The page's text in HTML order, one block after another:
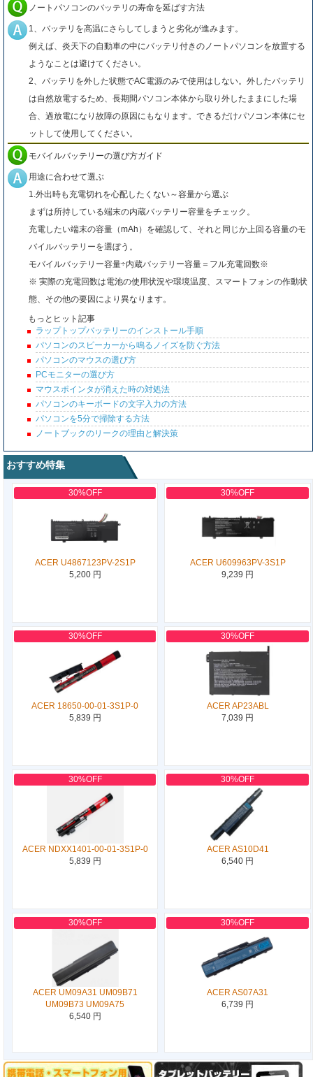
ノートパソコンのバッテリの寿命を延ばす方法
1、バッテリを高温にさらしてしまうと劣化が進みます。
例えば、炎天下の自動車の中にバッテリ付きのノートパソコンを放置する
ようなことは避けてください。
2、バッテリを外した状態でAC電源のみで使用はしない。外したバッテリ
は自然放電するため、長期間パソコン本体から取り外したままにした場
合、過放電になり故障の原因にもなります。できるだけパソコン本体にセ
ットして使用してください。
モバイルバッテリーの選び方ガイド
用途に合わせて選ぶ
1.外出時も充電切れを心配したくない～容量から選ぶ
まずは所持している端末の内蔵バッテリー容量をチェック。
充電したい端末の容量（mAh）を確認して、それと同じか上回る容量のモ
バイルバッテリーを選ぼう。
モバイルバッテリー容量÷内蔵バッテリー容量＝フル充電回数※
※ 実際の充電回数は電池の使用状況や環境温度、スマートフォンの作動状
態、その他の要因により異なります。
もっとヒット記事
ラップトップバッテリーのインストール手順
パソコンのスピーカーから鳴るノイズを防ぐ方法
パソコンのマウスの選び方
PCモニターの選び方
マウスポインタが消えた時の対処法
パソコンのキーボードの文字入力の方法
パソコンを5分で掃除する方法
ノートブックのリークの理由と解決策
おすすめ特集
30%OFF
ACER U4867123PV-2S1P
5,200 円
30%OFF
ACER U609963PV-3S1P
9,239 円
30%OFF
ACER 18650-00-01-3S1P-0
5,839 円
30%OFF
ACER AP23ABL
7,039 円
30%OFF
ACER NDXX1401-00-01-3S1P-0
5,839 円
30%OFF
ACER AS10D41
6,540 円
30%OFF
ACER UM09A31 UM09B71
UM09B73 UM09A75
6,540 円
30%OFF
ACER AS07A31
6,739 円